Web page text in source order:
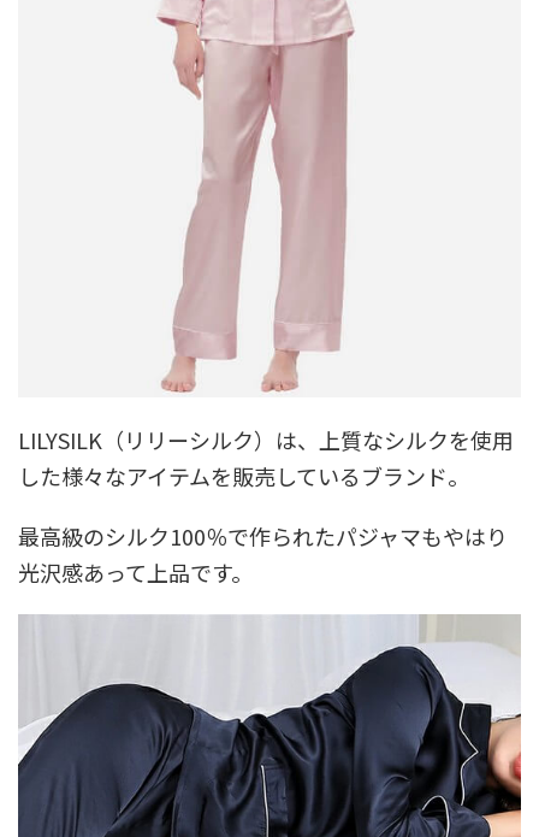
LILYSILK（リリーシルク）は、上質なシルクを使用
した様々なアイテムを販売しているブランド。
最高級のシルク100％で作られたパジャマもやはり
光沢感あって上品です。